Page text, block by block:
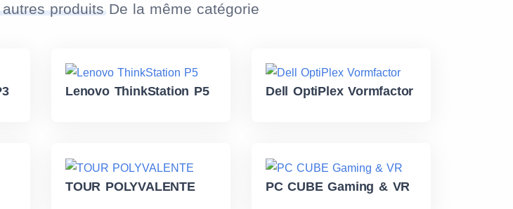
produitsDe la même catégorie
Lenovo ThinkStation P5 Dell OptiPlex Vormfactor
TOUR POLYVALENTE PC CUBE Gaming & VR